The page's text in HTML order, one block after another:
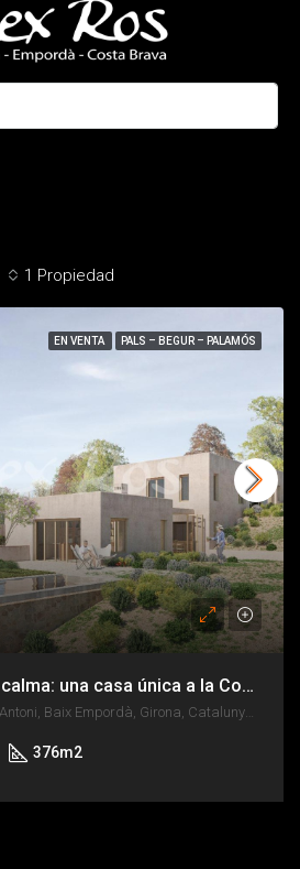
1 Propiedad
EN VENTA PALS – BEGUR – PALAMÓS
Arquitectura, llum i calma: una casa única a la Costa Brava
376m2